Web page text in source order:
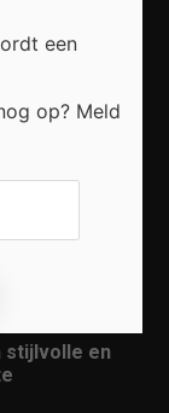
stijlvolle en
een
op? Meld